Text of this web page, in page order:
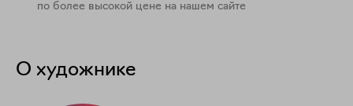
по более высокой цене на нашем сайте
О художнике